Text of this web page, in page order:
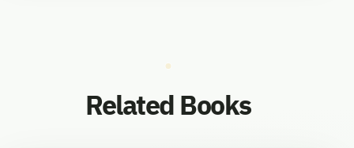
Related Books